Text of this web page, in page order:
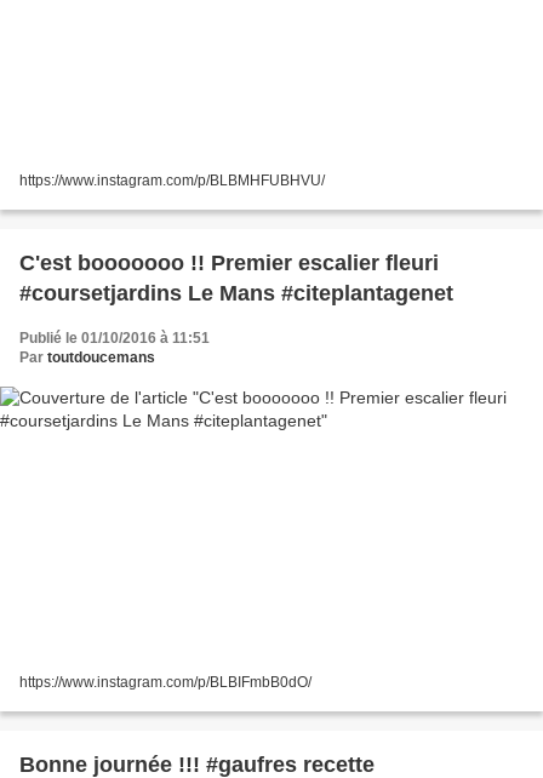
https://www.instagram.com/p/BLBMHFUBHVU/
C'est booooooo !! Premier escalier fleuri
#coursetjardins Le Mans #citeplantagenet
Publié le 01/10/2016 à 11:51
Par toutdoucemans
https://www.instagram.com/p/BLBIFmbB0dO/
Bonne journée !!! #gaufres recette